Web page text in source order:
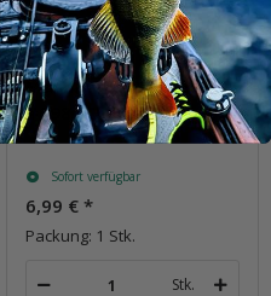
Masukuroto Ghee 0.9g
#098 (Chart Schwarz)
Sofort verfügbar
6,99 € *
Packung: 1 Stk.
Stk.